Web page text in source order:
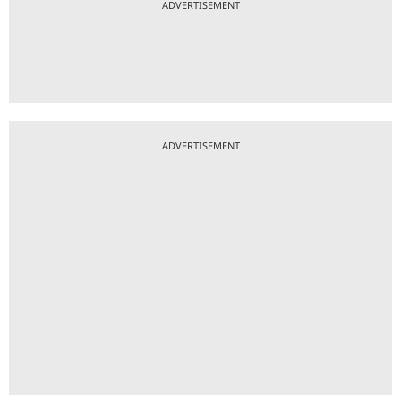
ADVERTISEMENT
ADVERTISEMENT